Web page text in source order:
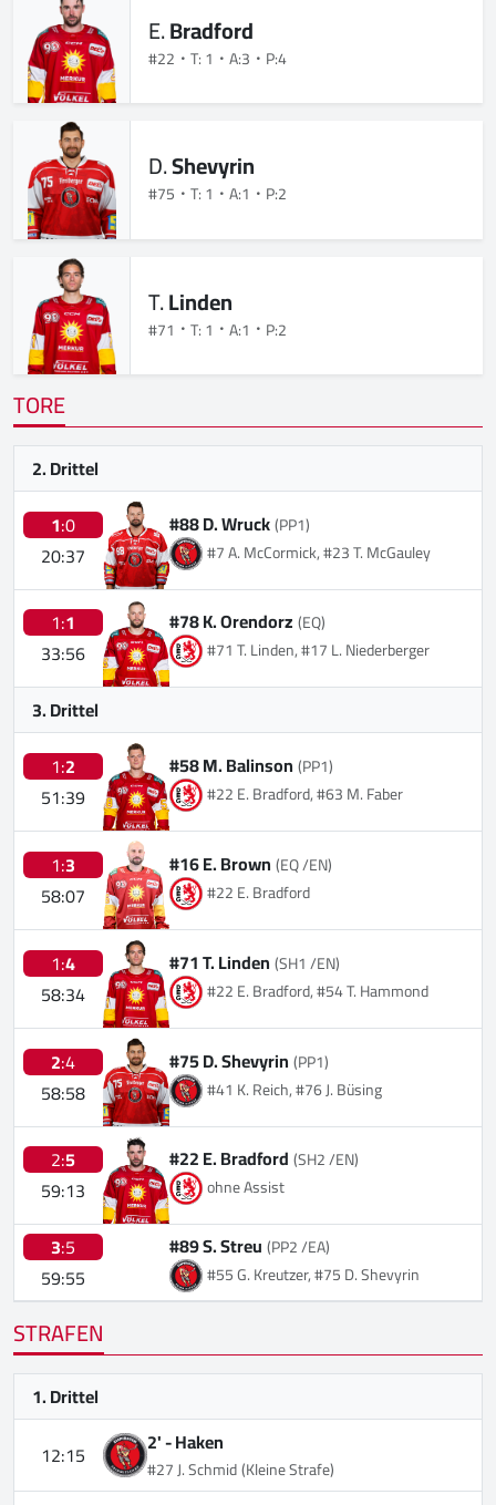
E.Bradford
#22 T: 1 A:3 P:4
D.Shevyrin
#75 T: 1 A:1 P:2
T.Linden
#71 T: 1 A:1 P:2
TORE
2. Drittel
1:0
20:37
#88 D. Wruck(PP1)
#7 A. McCormick, #23 T. McGauley
1:1
33:56
#78 K. Orendorz(EQ)
#71 T. Linden, #17 L. Niederberger
3. Drittel
1:2
51:39
#58 M. Balinson(PP1)
#22 E. Bradford, #63 M. Faber
1:3
58:07
#16 E. Brown(EQ /EN)
#22 E. Bradford
1:4
58:34
#71 T. Linden(SH1 /EN)
#22 E. Bradford, #54 T. Hammond
2:4
58:58
#75 D. Shevyrin(PP1)
#41 K. Reich, #76 J. Büsing
2:5
59:13
#22 E. Bradford(SH2 /EN)
ohne Assist
3:5
59:55
#89 S. Streu(PP2 /EA)
#55 G. Kreutzer, #75 D. Shevyrin
STRAFEN
1. Drittel
12:15
2' -Haken
#27 J. Schmid(Kleine Strafe)